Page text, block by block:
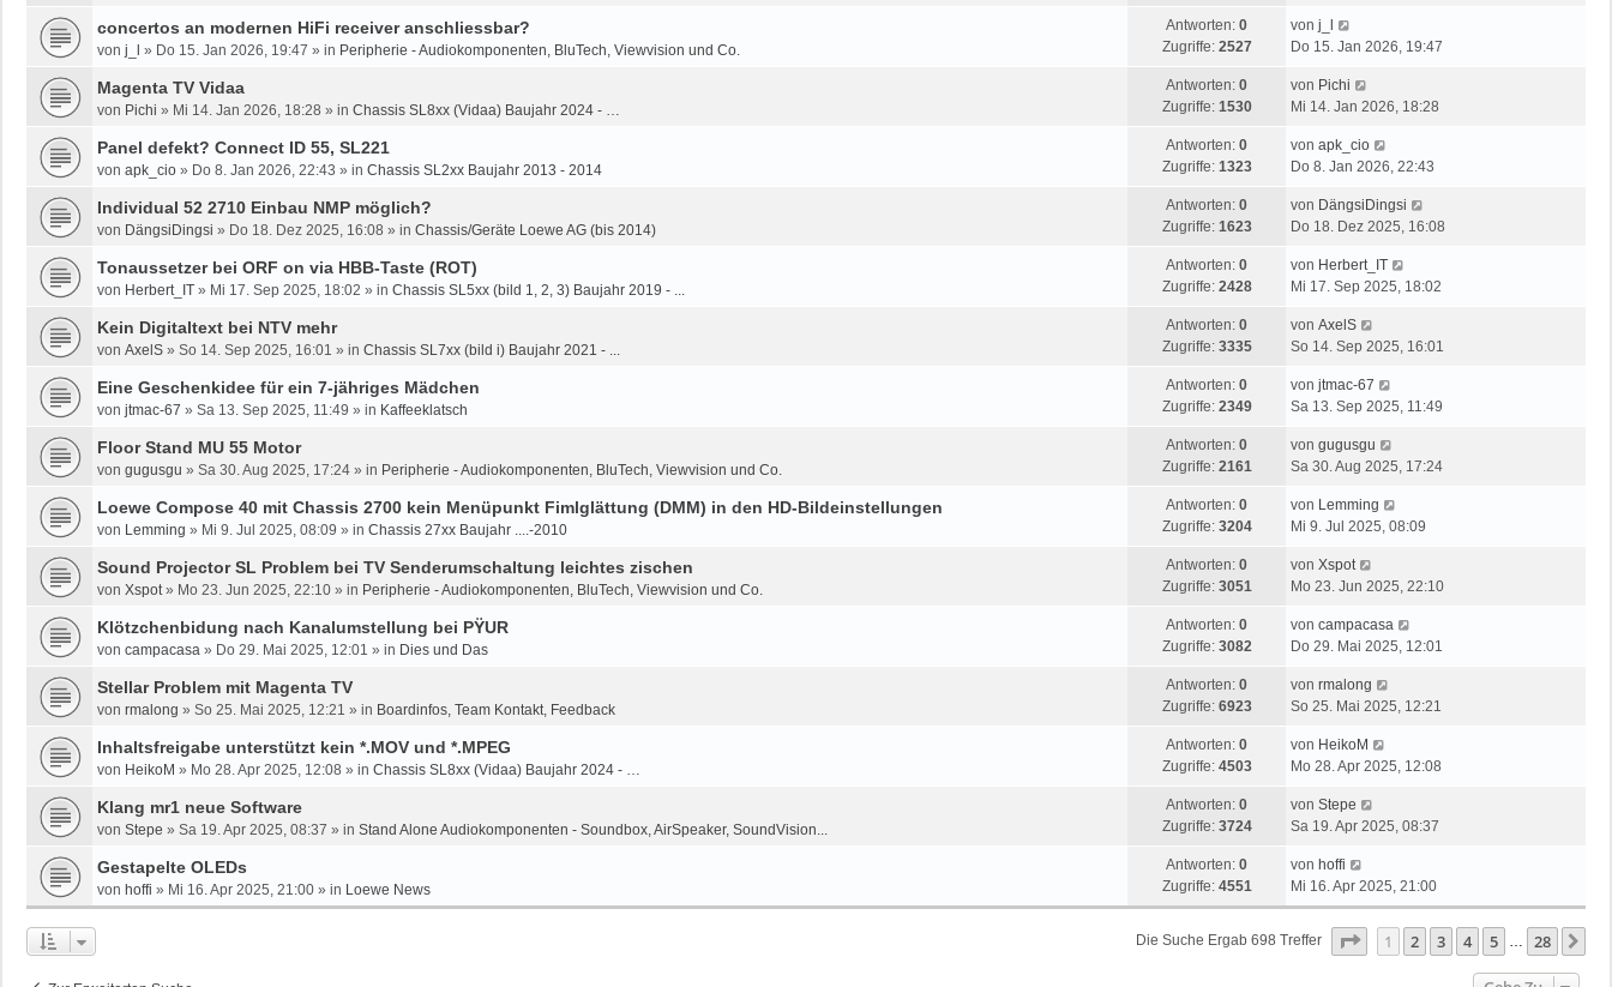
concertos an modernen HiFi receiver anschliessbar?
von j_l » Do 15. Jan 2026, 19:47 » in Peripherie - Audiokomponenten, BluTech, Viewvision und Co.
Antworten: 0
Zugriffe: 2527
von j_l
Do 15. Jan 2026, 19:47
Magenta TV Vidaa
von Pichi » Mi 14. Jan 2026, 18:28 » in Chassis SL8xx (Vidaa) Baujahr 2024 - …
Antworten: 0
Zugriffe: 1530
von Pichi
Mi 14. Jan 2026, 18:28
Panel defekt? Connect ID 55, SL221
von apk_cio » Do 8. Jan 2026, 22:43 » in Chassis SL2xx Baujahr 2013 - 2014
Antworten: 0
Zugriffe: 1323
von apk_cio
Do 8. Jan 2026, 22:43
Individual 52 2710 Einbau NMP möglich?
von DängsiDingsi » Do 18. Dez 2025, 16:08 » in Chassis/Geräte Loewe AG (bis 2014)
Antworten: 0
Zugriffe: 1623
von DängsiDingsi
Do 18. Dez 2025, 16:08
Tonaussetzer bei ORF on via HBB-Taste (ROT)
von Herbert_IT » Mi 17. Sep 2025, 18:02 » in Chassis SL5xx (bild 1, 2, 3) Baujahr 2019 - ...
Antworten: 0
Zugriffe: 2428
von Herbert_IT
Mi 17. Sep 2025, 18:02
Kein Digitaltext bei NTV mehr
von AxelS » So 14. Sep 2025, 16:01 » in Chassis SL7xx (bild i) Baujahr 2021 - ...
Antworten: 0
Zugriffe: 3335
von AxelS
So 14. Sep 2025, 16:01
Eine Geschenkidee für ein 7-jähriges Mädchen
von jtmac-67 » Sa 13. Sep 2025, 11:49 » in Kaffeeklatsch
Antworten: 0
Zugriffe: 2349
von jtmac-67
Sa 13. Sep 2025, 11:49
Floor Stand MU 55 Motor
von gugusgu » Sa 30. Aug 2025, 17:24 » in Peripherie - Audiokomponenten, BluTech, Viewvision und Co.
Antworten: 0
Zugriffe: 2161
von gugusgu
Sa 30. Aug 2025, 17:24
Loewe Compose 40 mit Chassis 2700 kein Menüpunkt Fimlglättung (DMM) in den HD-Bildeinstellungen
von Lemming » Mi 9. Jul 2025, 08:09 » in Chassis 27xx Baujahr ....-2010
Antworten: 0
Zugriffe: 3204
von Lemming
Mi 9. Jul 2025, 08:09
Sound Projector SL Problem bei TV Senderumschaltung leichtes zischen
von Xspot» Mo 23. Jun 2025, 22:10 » in Peripherie - Audiokomponenten, BluTech, Viewvision und Co.
Antworten: 0
Zugriffe: 3051
von Xspot
Mo 23. Jun 2025, 22:10
Klötzchenbidung nach Kanalumstellung bei PŸUR
von campacasa » Do 29. Mai 2025, 12:01 » in Dies und Das
Antworten: 0
Zugriffe: 3082
von campacasa
Do 29. Mai 2025, 12:01
Stellar Problem mit Magenta TV
von rmalong » So 25. Mai 2025, 12:21 » in Boardinfos, Team Kontakt, Feedback
Antworten: 0
Zugriffe: 6923
von rmalong
So 25. Mai 2025, 12:21
Inhaltsfreigabe unterstützt kein *.MOV und *.MPEG
von HeikoM » Mo 28. Apr 2025, 12:08 » in Chassis SL8xx (Vidaa) Baujahr 2024 - …
Antworten: 0
Zugriffe: 4503
von HeikoM
Mo 28. Apr 2025, 12:08
Klang mr1 neue Software
von Stepe » Sa 19. Apr 2025, 08:37 » in Stand Alone Audiokomponenten - Soundbox, AirSpeaker, SoundVision...
Antworten: 0
Zugriffe: 3724
von Stepe
Sa 19. Apr 2025, 08:37
Gestapelte OLEDs
von hoffi » Mi 16. Apr 2025, 21:00 » in Loewe News
Antworten: 0
Zugriffe: 4551
von hoffi
Mi 16. Apr 2025, 21:00
Die Suche Ergab 698 Treffer Seite Von
1 2 3 4 5 … 28